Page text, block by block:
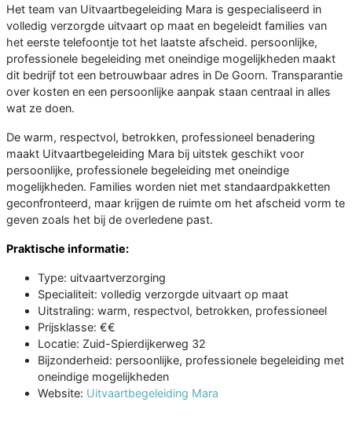
Het team van Uitvaartbegeleiding Mara is gespecialiseerd in
volledig verzorgde uitvaart op maat en begeleidt families van
het eerste telefoontje tot het laatste afscheid. persoonlijke,
professionele begeleiding met oneindige mogelijkheden maakt
dit bedrijf tot een betrouwbaar adres in De Goorn. Transparantie
over kosten en een persoonlijke aanpak staan centraal in alles
wat ze doen.
De warm, respectvol, betrokken, professioneel benadering
maakt Uitvaartbegeleiding Mara bij uitstek geschikt voor
persoonlijke, professionele begeleiding met oneindige
mogelijkheden. Families worden niet met standaardpakketten
geconfronteerd, maar krijgen de ruimte om het afscheid vorm te
geven zoals het bij de overledene past.
Praktische informatie:
Type: uitvaartverzorging
Specialiteit: volledig verzorgde uitvaart op maat
Uitstraling: warm, respectvol, betrokken, professioneel
Prijsklasse: €€
Locatie: Zuid-Spierdijkerweg 32
Bijzonderheid: persoonlijke, professionele begeleiding met
oneindige mogelijkheden
Website: Uitvaartbegeleiding Mara